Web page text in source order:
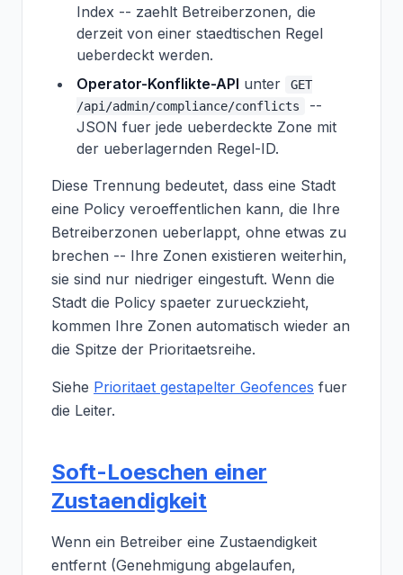
Index -- zaehlt Betreiberzonen, die
derzeit von einer staedtischen Regel
ueberdeckt werden.
Operator-Konflikte-API unter
GET
/api/admin/compliance/conflicts
--
JSON fuer jede ueberdeckte Zone mit
der ueberlagernden Regel-ID.
Diese Trennung bedeutet, dass eine Stadt
eine Policy veroeffentlichen kann, die Ihre
Betreiberzonen ueberlappt, ohne etwas zu
brechen -- Ihre Zonen existieren weiterhin,
sie sind nur niedriger eingestuft. Wenn die
Stadt die Policy spaeter zurueckzieht,
kommen Ihre Zonen automatisch wieder an
die Spitze der Prioritaetsreihe.
Siehe Prioritaet gestapelter Geofences fuer
die Leiter.
Soft-Loeschen einer
Zustaendigkeit
Wenn ein Betreiber eine Zustaendigkeit
entfernt (Genehmigung abgelaufen,